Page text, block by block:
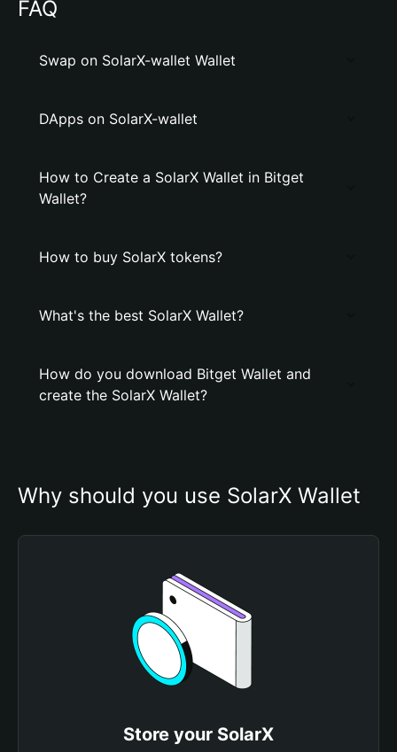
FAQ
Swap on SolarX-wallet Wallet
DApps on SolarX-wallet
How to Create a SolarX Wallet in Bitget
Wallet?
How to buy SolarX tokens?
What's the best SolarX Wallet?
How do you download Bitget Wallet and
create the SolarX Wallet?
Why should you use SolarX Wallet
Store your SolarX